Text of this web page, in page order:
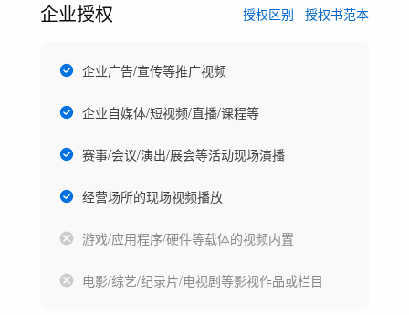
企业授权 授权区别 授权书范本
企业广告/宣传等推广视频
企业自媒体/短视频/直播/课程等
赛事/会议/演出/展会等活动现场演播
经营场所的现场视频播放
游戏/应用程序/硬件等载体的视频内置
电影/综艺/纪录片/电视剧等影视作品或栏目